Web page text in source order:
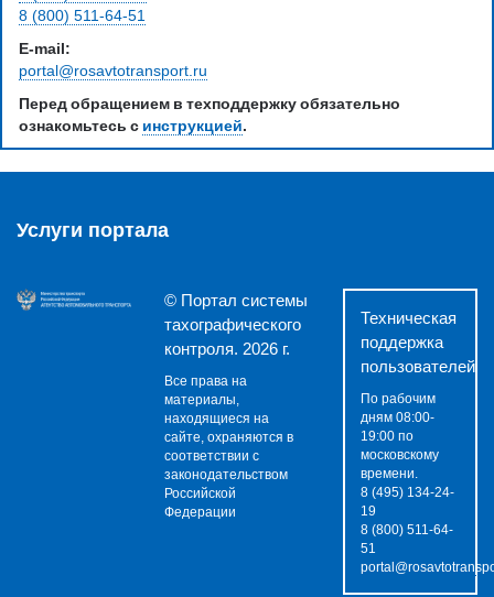
8 (800) 511-64-51
E-mail:
portal@rosavtotransport.ru
Перед обращением в техподдержку обязательно
ознакомьтесь с инструкцией.
Услуги портала
© Портал системы
тахографического
контроля. 2026 г.
Все права на
материалы,
находящиеся на
сайте, охраняются в
соответствии с
законодательством
Российской
Федерации
Техническая
поддержка
пользователей
По рабочим
дням 08:00-
19:00 по
московскому
времени.
8 (495) 134-24-
19
8 (800) 511-64-
51